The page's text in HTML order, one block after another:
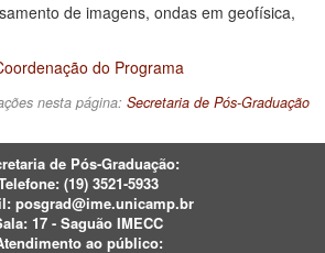
de imagens, ondas em geofísica,
do Programa
nesta página: Secretaria de Pós-Graduação
de Pós-Graduação:
(19) 3521-5933
posgrad@ime.unicamp.br
17 - Saguão IMECC
ao público: